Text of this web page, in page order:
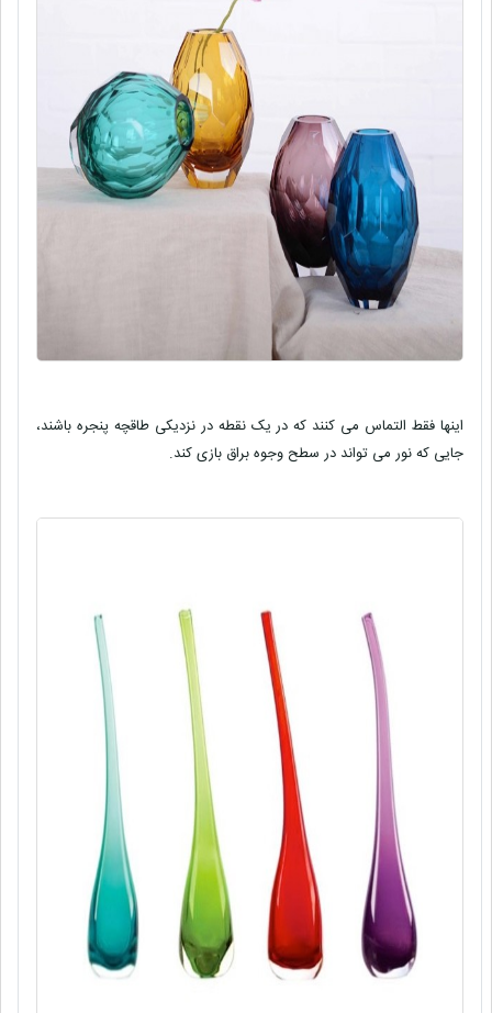
اینها فقط التماس می كنند كه در یک نقطه در نزدیكی طاقچه پنجره باشند،
جایی كه نور می تواند در سطح وجوه براق بازی كند.